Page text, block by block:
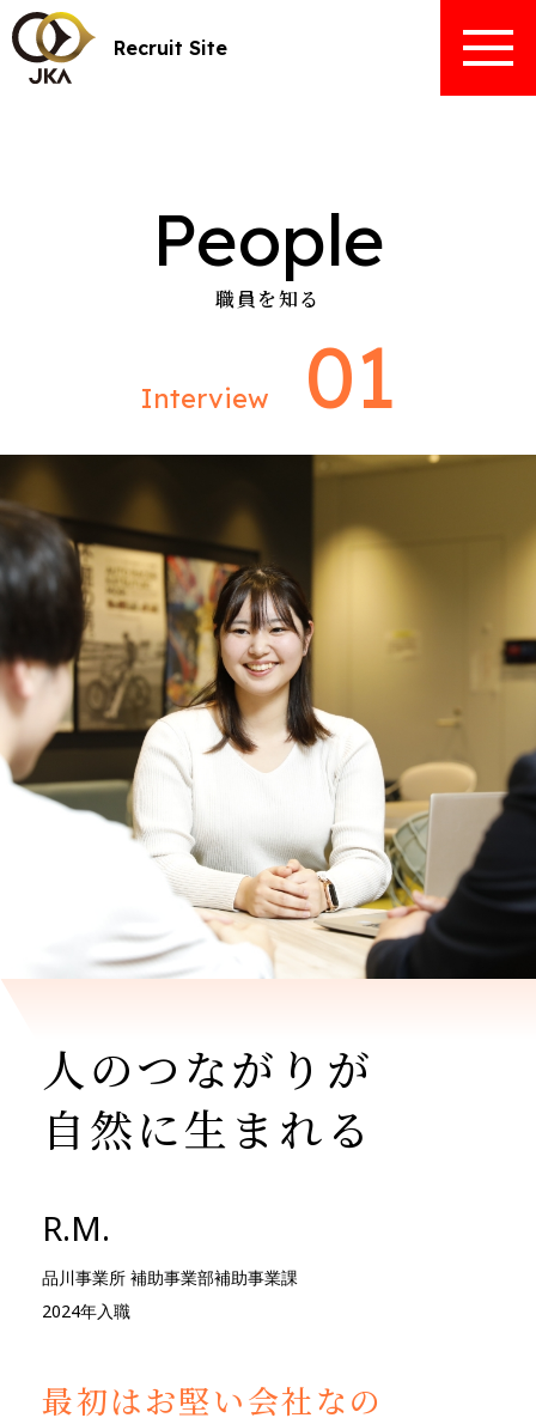
Recruit Site
People
職員を知る
Interview 01
人のつながりが
自然に生まれる
R.M.
品川事業所 補助事業部補助事業課
2024年入職
最初はお堅い会社なの